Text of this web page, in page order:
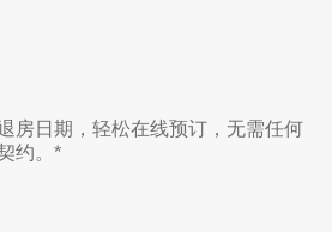
房日期，轻松在线预订，无需任何
约。*